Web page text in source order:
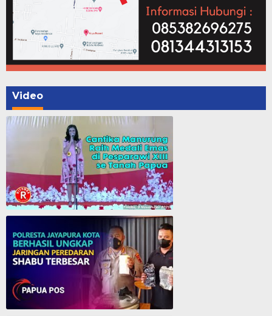
Video
Cantika Manurung Raih Medali Emas di Pesparawi XIII se Tanah Papua